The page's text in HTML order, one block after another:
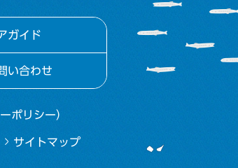
ガイド
い合わせ
ポリシー）
サイトマップ